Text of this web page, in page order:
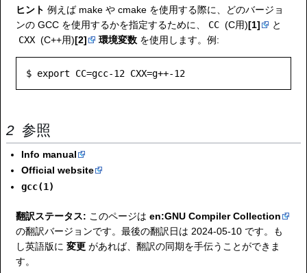
ヒント 例えば make や cmake を使用する際に、どのバージョ
ンの GCC を使用するかを指定するために、
CC (C用)[1]
と
CXX (C++用)[2] 環境変数 を使用します。例:
$ export CC=gcc-12 CXX=g++-12
参照
Info manual
Official website
gcc(1)
翻訳ステータス: このページは en:GNU Compiler Collection
の翻訳バージョンです。最後の翻訳日は 2024-05-10 です。も
し英語版に 変更 があれば、翻訳の同期を手伝うことができま
す。